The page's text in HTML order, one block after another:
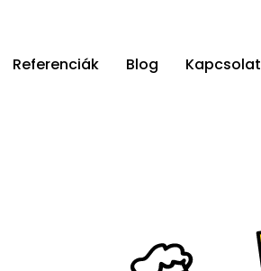
Referenciák Blog Kapcsolat